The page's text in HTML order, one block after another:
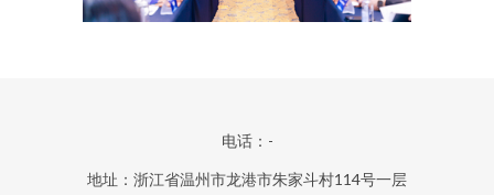
电话：-
地址：浙江省温州市龙港市朱家斗村114号一层